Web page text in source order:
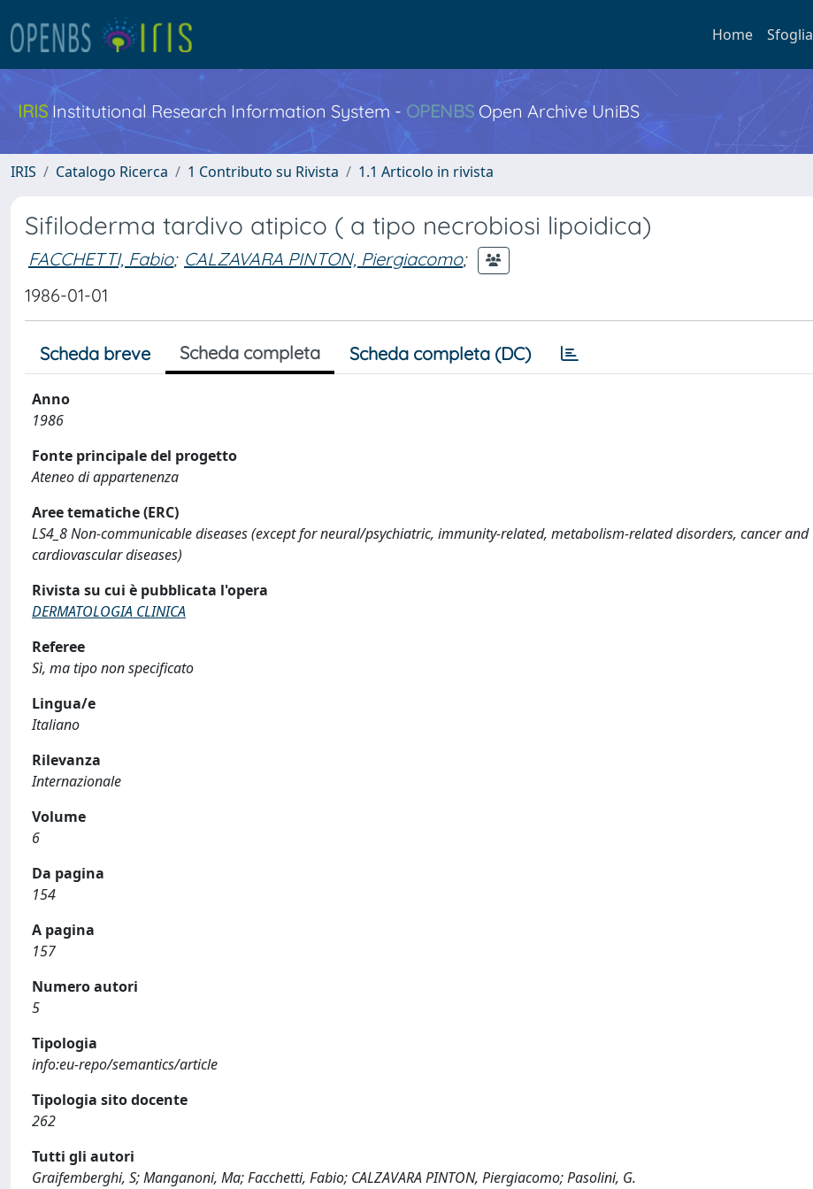
Home Sfoglia
IRIS Institutional Research Information System - OPENBS Open Archive UniBS
IRIS Catalogo Ricerca 1 Contributo su Rivista 1.1 Articolo in rivista
Sifiloderma tardivo atipico ( a tipo necrobiosi lipoidica)
FACCHETTI, Fabio; CALZAVARA PINTON, Piergiacomo;
1986-01-01
Scheda breve Scheda completa Scheda completa (DC)
Anno
1986
Fonte principale del progetto
Ateneo di appartenenza
Aree tematiche (ERC)
LS4_8 Non-communicable diseases (except for neural/psychiatric, immunity-related, metabolism-related disorders, cancer and
cardiovascular diseases)
Rivista su cui è pubblicata l'opera
DERMATOLOGIA CLINICA
Referee
Sì, ma tipo non specificato
Lingua/e
Italiano
Rilevanza
Internazionale
Volume
6
Da pagina
154
A pagina
157
Numero autori
5
Tipologia
info:eu-repo/semantics/article
Tipologia sito docente
262
Tutti gli autori
Graifemberghi, S; Manganoni, Ma; Facchetti, Fabio; CALZAVARA PINTON, Piergiacomo; Pasolini, G.